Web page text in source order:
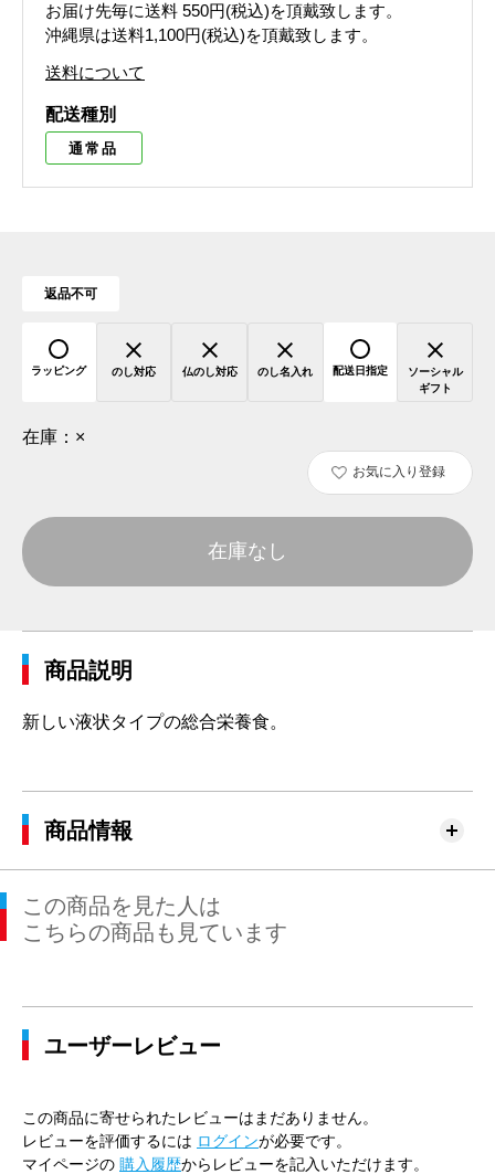
お届け先毎に送料 550円(税込)を頂戴致します。
沖縄県は送料1,100円(税込)を頂戴致します。
送料について
配送種別
通常品
返品不可
ラッピング のし対応 仏のし対応 のし名入れ 配送日指定
ソーシャル
ギフト
在庫： ×
お気に入り登録
在庫なし
商品説明
新しい液状タイプの総合栄養食。
商品情報
この商品を見た人は
こちらの商品も見ています
ユーザーレビュー
この商品に寄せられたレビューはまだありません。
レビューを評価するには ログインが必要です。
マイページの 購入履歴からレビューを記入いただけます。